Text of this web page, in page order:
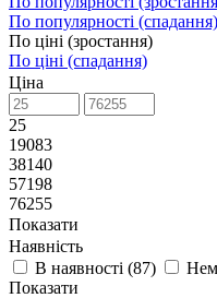
По популярності (спадання)
По ціні (зростання)
По ціні (спадання)
Ціна
25
19083
38140
57198
76255
Показати
Наявність
В наявності (87)
Показати